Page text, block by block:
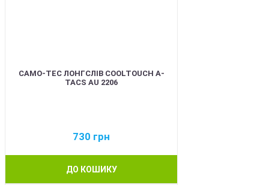
CAMO-TEC ЛОНГСЛІВ COOLTOUCH A-
TACS AU 2206
730 грн
ДО КОШИКУ